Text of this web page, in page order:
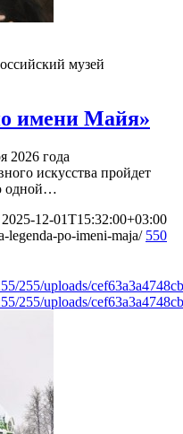
музей
имени Майя»
2026 года
искусства пройдет
одной…
2025-12-01T15:32:00+03:00
legenda-po-imeni-maja/ 550
255/uploads/
255/uploads/